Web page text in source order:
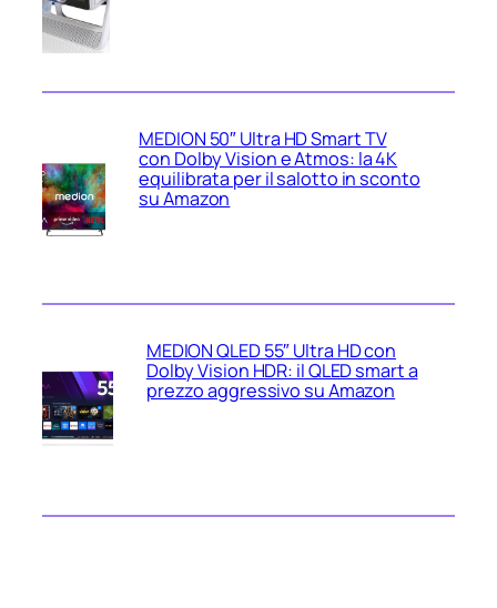
MEDION 50″ Ultra HD Smart TV
con Dolby Vision e Atmos: la 4K
equilibrata per il salotto in sconto
su Amazon
MEDION QLED 55″ Ultra HD con
Dolby Vision HDR: il QLED smart a
prezzo aggressivo su Amazon